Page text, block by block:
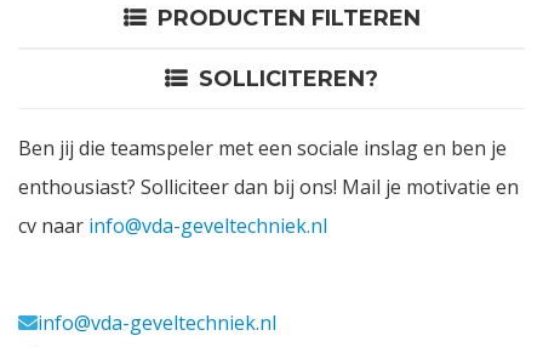
Login
Vacatures
PRODUCTEN FILTEREN
SOLLICITEREN?
Ben jij die teamspeler met een sociale inslag en ben je
enthousiast? Solliciteer dan bij ons! Mail je motivatie en
cv naar info@vda-geveltechniek.nl
info@vda-geveltechniek.nl